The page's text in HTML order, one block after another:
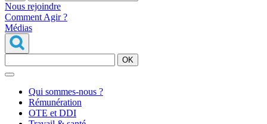
Nous rejoindre
Comment Agir ?
Médias
OK
Qui sommes-nous ?
Rémunération
OTE et DDI